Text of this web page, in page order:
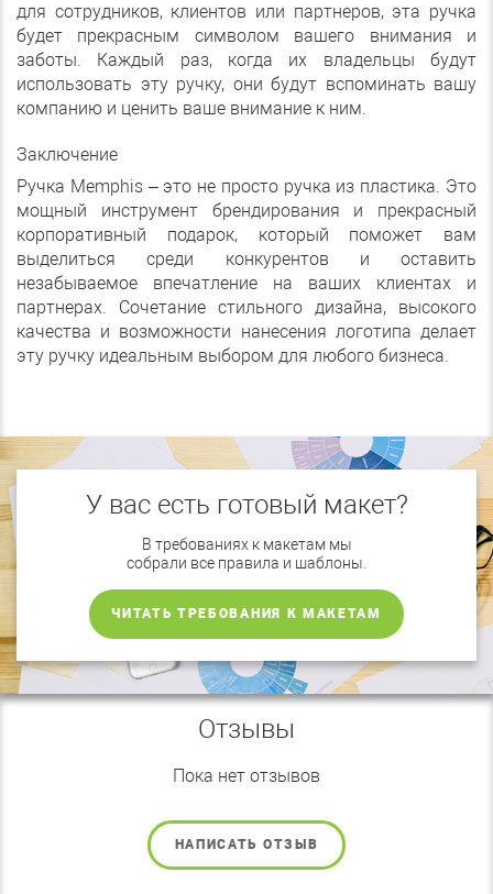
для сотрудников, клиентов или партнеров, эта ручка
будет прекрасным символом вашего внимания и
заботы. Каждый раз, когда их владельцы будут
использовать эту ручку, они будут вспоминать вашу
компанию и ценить ваше внимание к ним.
Заключение
Ручка Memphis – это не просто ручка из пластика. Это
мощный инструмент брендирования и прекрасный
корпоративный подарок, который поможет вам
выделиться среди конкурентов и оставить
незабываемое впечатление на ваших клиентах и
партнерах. Сочетание стильного дизайна, высокого
качества и возможности нанесения логотипа делает
эту ручку идеальным выбором для любого бизнеса.
У вас есть готовый макет?
В требованиях к макетам мы
собрали все правила и шаблоны.
ЧИТАТЬ ТРЕБОВАНИЯ К МАКЕТАМ
Отзывы
Пока нет отзывов
НАПИСАТЬ ОТЗЫВ